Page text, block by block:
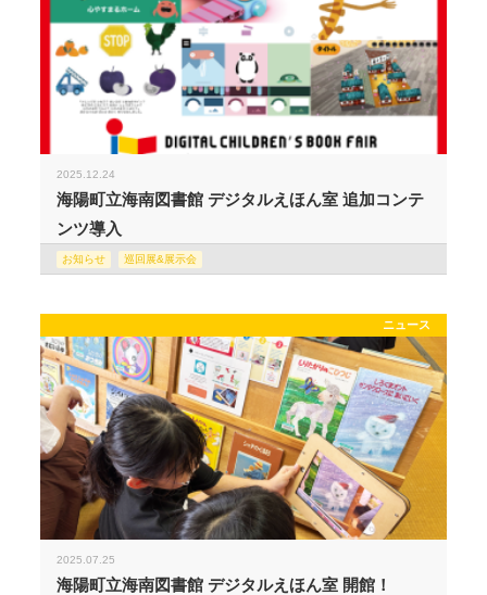
2025.12.24
海陽町立海南図書館 デジタルえほん室 追加コンテ
ンツ導入
お知らせ 巡回展&展示会
ニュース
2025.07.25
海陽町立海南図書館 デジタルえほん室 開館！